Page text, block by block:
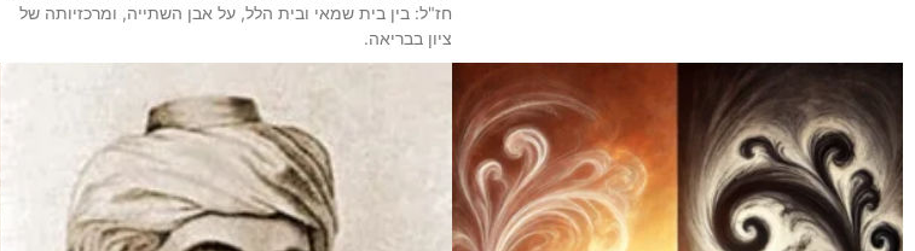
חז"ל: בין בית שמאי ובית הלל, על אבן השתייה, ומרכזיותה של
ציון בבריאה.